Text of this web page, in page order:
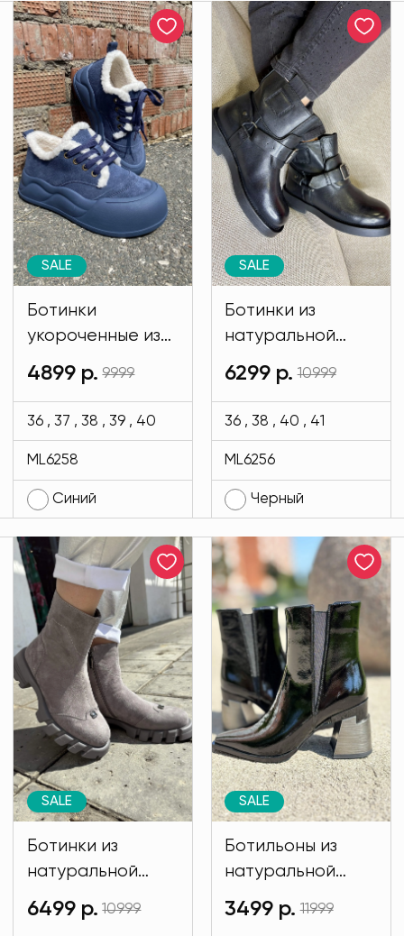
Ботинки
укороченные из
натуральной
замши синего
цвета MODLAV
ML6258-7
SALE
4899 р. 9999
36 , 37 , 38 , 39 , 40
ML6258
Синий
Ботинки из
натуральной
кожи черного
цвета MODLAV
ML6256-13
SALE
6299 р. 10999
36 , 38 , 40 , 41
ML6256
Черный
Ботинки из
натуральной
замши серого
цвета MODLAV
SALE
6499 р. 10999
Ботильоны из
натуральной
кожи черного
цвета MODLAV
SALE
3499 р. 11999